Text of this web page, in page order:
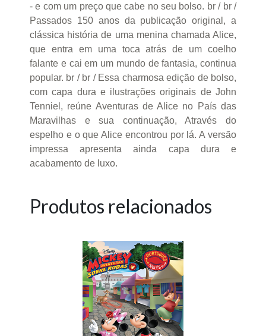
- e com um preço que cabe no seu bolso. br / br /
Passados 150 anos da publicação original, a
clássica história de uma menina chamada Alice,
que entra em uma toca atrás de um coelho
falante e cai em um mundo de fantasia, continua
popular. br / br / Essa charmosa edição de bolso,
com capa dura e ilustrações originais de John
Tenniel, reúne Aventuras de Alice no País das
Maravilhas e sua continuação, Através do
espelho e o que Alice encontrou por lá. A versão
impressa apresenta ainda capa dura e
acabamento de luxo.
Produtos relacionados